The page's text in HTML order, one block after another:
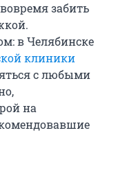
забить
в Челябинске
клиники
с любыми
на